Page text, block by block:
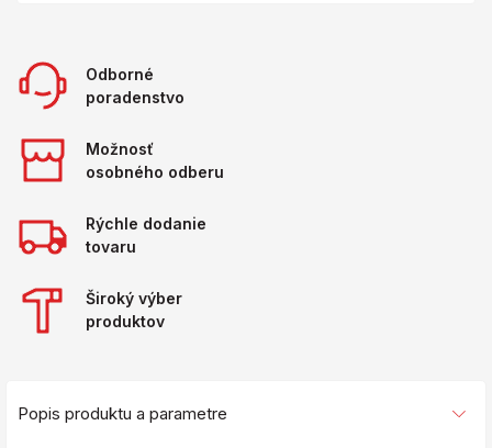
Odborné
poradenstvo
Možnosť
osobného odberu
Rýchle dodanie
tovaru
Široký výber
produktov
Popis produktu a parametre